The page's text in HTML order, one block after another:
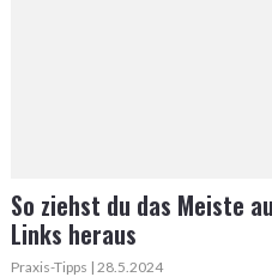
So ziehst du das Meiste
Links heraus
Praxis-Tipps | 28.5.2024